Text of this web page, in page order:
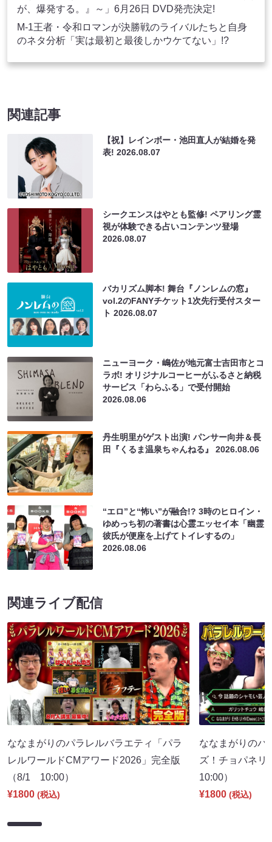
が、爆発する。』～」6月26日 DVD発売決定!
M-1王者・令和ロマンが決勝戦のライバルたちと自身
のネタ分析「実は最初と最後しかウケてない」!?
関連記事
【祝】レインボー・池田直人が結婚を発
表!2026.08.07
シークエンスはやとも監修! ペアリング霊
視が体験できる占いコンテンツ登場
2026.08.07
バカリズム脚本! 舞台『ノンレムの窓』
vol.2のFANYチケット1次先行受付スター
ト2026.08.07
ニューヨーク・嶋佐が地元富士吉田市とコ
ラボ! オリジナルコーヒーがふるさと納税
サービス「わらふる」で受付開始
2026.08.06
丹生明里がゲスト出演! パンサー向井＆長
田『くるま温泉ちゃんねる』2026.08.06
“エロ”と“怖い”が融合!? 3時のヒロイン・
ゆめっち初の著書は心霊エッセイ本「幽霊
彼氏が便座を上げてトイレするの」
2026.08.06
関連ライブ配信
ななまがりのパラレルバラエティ「パラ
レルワールドCMアワード2026」完全版
（8/1 10:00）
¥1800 (税込)
ななまがりのパ
ズ！チョパネ
10:00）
¥1800 (税込)